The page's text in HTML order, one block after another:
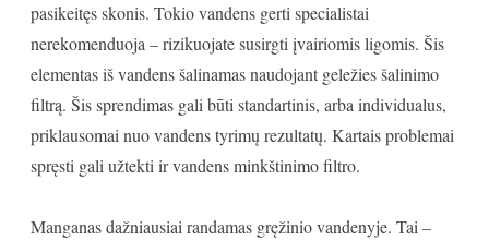
pasikeitęs skonis. Tokio vandens gerti specialistai
nerekomenduoja – rizikuojate susirgti įvairiomis ligomis. Šis
elementas iš vandens šalinamas naudojant geležies šalinimo
filtrą. Šis sprendimas gali būti standartinis, arba individualus,
priklausomai nuo vandens tyrimų rezultatų. Kartais problemai
spręsti gali užtekti ir vandens minkštinimo filtro.
Manganas dažniausiai randamas gręžinio vandenyje. Tai –